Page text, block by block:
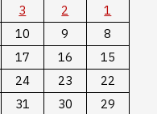
1
2
3
8
9
10
15
16
17
22
23
24
29
30
31